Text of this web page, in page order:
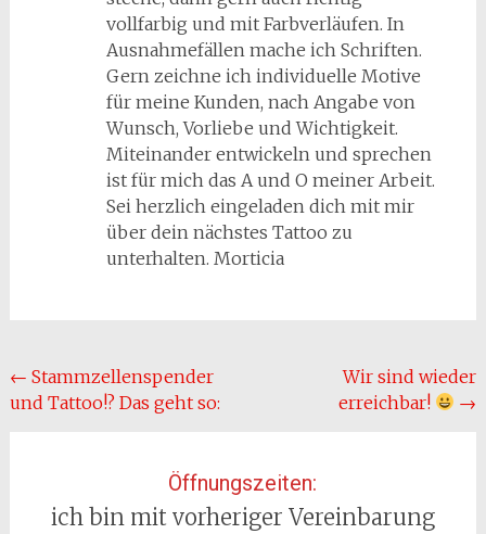
vollfarbig und mit Farbverläufen. In
Ausnahmefällen mache ich Schriften.
Gern zeichne ich individuelle Motive
für meine Kunden, nach Angabe von
Wunsch, Vorliebe und Wichtigkeit.
Miteinander entwickeln und sprechen
ist für mich das A und O meiner Arbeit.
Sei herzlich eingeladen dich mit mir
über dein nächstes Tattoo zu
unterhalten. Morticia
Beitragsnavigation
← Stammzellenspender
und Tattoo!? Das geht so:
Wir sind wieder
erreichbar!
→
Öffnungszeiten:
ich bin mit vorheriger Vereinbarung